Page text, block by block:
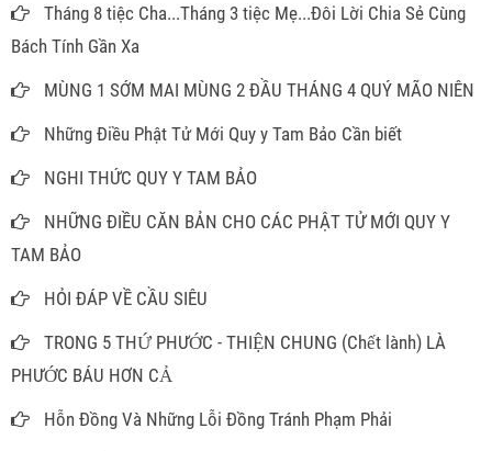
Tháng 8 tiệc Cha...Tháng 3 tiệc Mẹ...Đôi Lời Chia Sẻ Cùng
Bách Tính Gần Xa
MÙNG 1 SỚM MAI MÙNG 2 ĐẦU THÁNG 4 QUÝ MÃO NIÊN
Những Điều Phật Tử Mới Quy y Tam Bảo Cần biết
NGHI THỨC QUY Y TAM BẢO
NHỮNG ĐIỀU CĂN BẢN CHO CÁC PHẬT TỬ MỚI QUY Y
TAM BẢO
HỎI ĐÁP VỀ CẦU SIÊU
TRONG 5 THỨ PHƯỚC - THIỆN CHUNG (Chết lành) LÀ
PHƯỚC BÁU HƠN CẢ
Hỗn Đồng Và Những Lỗi Đồng Tránh Phạm Phải